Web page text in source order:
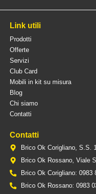
Link utili
Prodotti
Offerte
Servizi
Club Card
Mobili in kit su misura
Blog
Chi siamo
Contatti
Contatti
Brico Ok Corigliano, S.S.
Brico Ok Rossano, Viale
Brico Ok Corigliano: 0983
Brico Ok Rossano: 0983